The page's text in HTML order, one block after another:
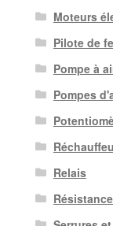
Moteurs
Pilote de
Pompe à
Pompes
Relais